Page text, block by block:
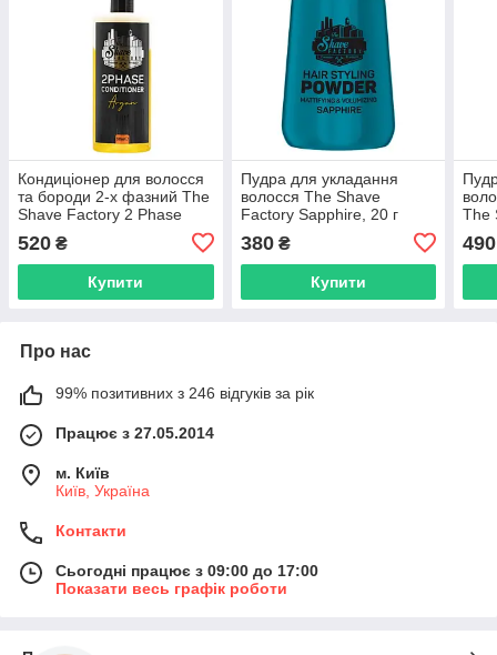
Кондиціонер для волосся
та бороди 2-х фазний The
Shave Factory 2 Phase
Beard & Hair Conditioner
Argan 500 мл
520 ₴
Купити
Пудра для укладання
волосся The Shave
Factory Sapphire, 20 г
380₴
Купити
The
490
Про нас
99% позитивних з 246 відгуків за рік
Працює з 27.05.2014
м. Київ
Київ, Україна
Контакти
Сьогодні працює з 09:00 до 17:00
Показати весь графік роботи